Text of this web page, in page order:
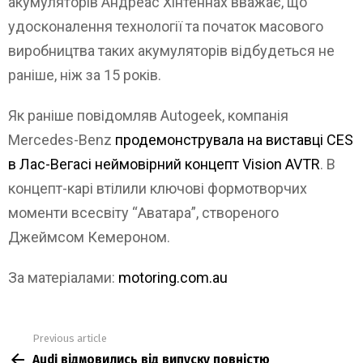
удосконалення технології та початок масового
виробництва таких акумуляторів відбудеться не
раніше, ніж за 15 років.
Як раніше повідомляв Autogeek, компанія
Mercedes-Benz продемонструвала на виставці CES
в Лас-Вегасі неймовірний концепт Vision AVTR. В
концепт-карі втілили ключові формотворчих
моменти всесвіту “Аватара”, створеного
Джеймсом Кемероном.
За матеріалами: motoring.com.au
more
Previous article
Audi відмовились від випуску повністю